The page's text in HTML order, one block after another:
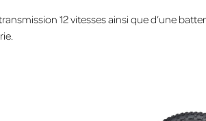
12 vitesses ainsi que d’une